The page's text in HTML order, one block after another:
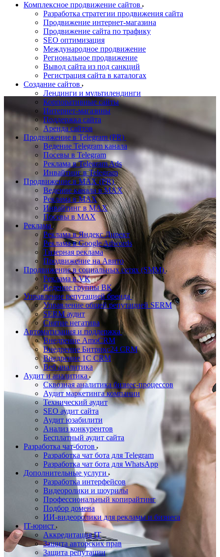
Комплексное продвижение сайтов
Разработка стратегии продвижения сайта
Продвижение интернет-магазина
Продвижение сайта по трафику
SEO оптимизация
Международное продвижение
Региональное продвижение
Вывод сайта из под санкций
Регистрация сайта в каталогах
Создание сайтов
Лендинги и мультилендинги
Корпоративные сайты
Интернет-магазины
Поддержка сайта
Аренда сайтов
Продвижение в Telegram (PR)
Ведение Telegram канала
Посевы в Telegram
Реклама в Telegram Ads
Инвайтинг в Telegram
Продвижение в MAX (PR)
Ведение канала в MAX
Реклама в MAX
Инвайтинг в MAX
Посевы в MAX
Реклама
Реклама в Яндекс Директ
Реклама в Google Adwords
Тизерная реклама
Продвижение на Авито
Продвижение в социальных сетях (SMM)
Реклама в VK
Ведение группы ВК
Управление репутацией бренда
Управление общей репутацией SERM
SERM аудит
Снятие негатива
Автоматизация и поддержка
Внедрение AmoCRM
Внедрение Битрикс24 CRM
Внедрение 1C CRM
Веб аналитика
Аудит и аналитика
Сквозная аналитика бизнес-процессов
Аудит маркетинга компании
Технический аудит
SEO аудит сайта
Аудит юзабилити
Анализ конкурентов
Бесплатный аудит сайта
Разработка чат-ботов
Разработка чат бота для Telegram
Разработка чат бота для WhatsApp
Дополнительные услуги
Разработка интерфейсов
Видеоролики и шоурилы
Профессиональный копирайтинг
Подбор домена
ИИ-видеоролики для рекламы и бизнеса
IT-юрист
Аккредитация IT
Защита авторских прав
Защита репутации